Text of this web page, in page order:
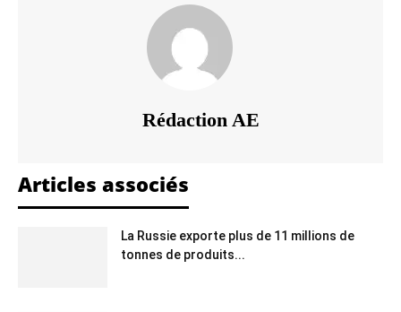
Rédaction AE
Articles associés
La Russie exporte plus de 11 millions de
tonnes de produits...